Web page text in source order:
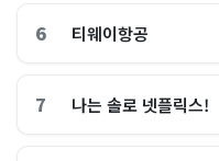
6 티웨이항공
7 나는 솔로 넷플릭스!